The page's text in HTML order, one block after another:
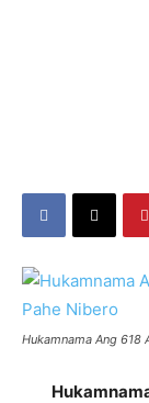
Hukamnama Ang 618